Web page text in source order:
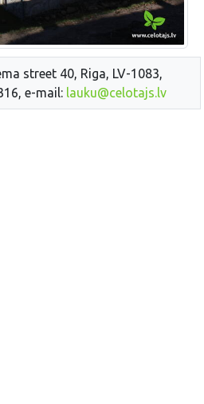
street 40, Riga, LV-1083,
e-mail: lauku@celotajs.lv